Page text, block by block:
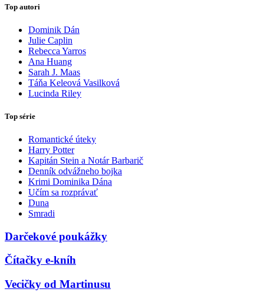
Top autori
Dominik Dán
Julie Caplin
Rebecca Yarros
Ana Huang
Sarah J. Maas
Táňa Keleová Vasilková
Lucinda Riley
Top série
Romantické úteky
Harry Potter
Kapitán Stein a Notár Barbarič
Denník odvážneho bojka
Krimi Dominika Dána
Učím sa rozprávať
Duna
Smradi
Darčekové poukážky
Čítačky e-kníh
Vecičky od Martinusu